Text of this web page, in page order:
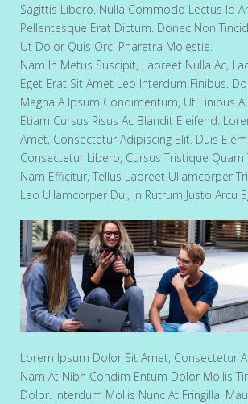
Sagittis Libero. Nulla Commodo Lectus Id
Pellentesque Erat Dictum. Donec Non
Ut Dolor Quis Orci Pharetra Molestie.
Nam In Metus Suscipit, Laoreet Nulla Ac,
Eget Erat Sit Amet Leo Interdum Finibus.
Magna A Ipsum Condimentum, Ut Finibus
Etiam Cursus Risus Ac Blandit Eleifend.
Amet, Consectetur Adipiscing Elit. Duis
Consectetur Libero, Cursus Tristique Quam
Nam Efficitur, Tellus Laoreet Ullamcorper
Leo Ullamcorper Dui, In Rutrum Justo Arcu
Lorem Ipsum Dolor Sit Amet, Consectetur
Nam At Nibh Condim Entum Dolor Mollis
Dolor. Interdum Mollis Nunc At Fringilla.